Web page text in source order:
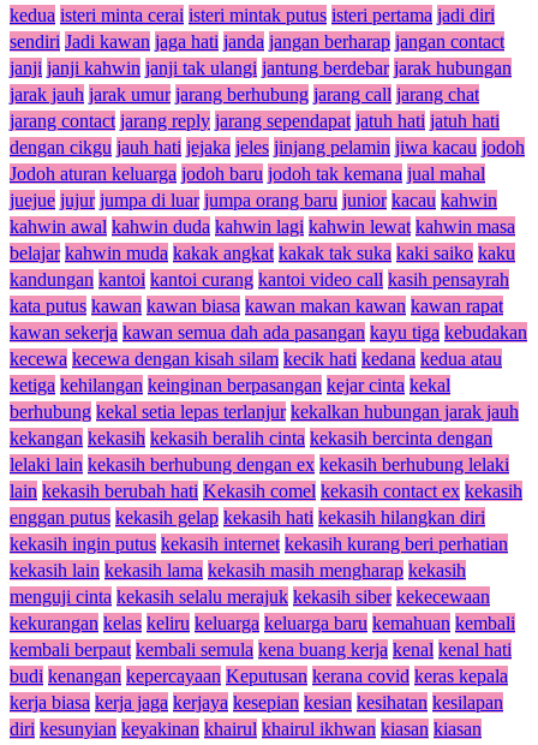
kedua isteri minta cerai isteri mintak putus isteri pertama jadi diri
sendiri Jadi kawan jaga hati janda jangan berharap jangan contact
janji janji kahwin janji tak ulangi jantung berdebar jarak hubungan
jarak jauh jarak umur jarang berhubung jarang call jarang chat
jarang contact jarang reply jarang sependapat jatuh hati jatuh hati
dengan cikgu jauh hati jejaka jeles jinjang pelamin jiwa kacau jodoh
Jodoh aturan keluarga jodoh baru jodoh tak kemana jual mahal
juejue jujur jumpa di luar jumpa orang baru junior kacau kahwin
kahwin awal kahwin duda kahwin lagi kahwin lewat kahwin masa
belajar kahwin muda kakak angkat kakak tak suka kaki saiko kaku
kandungan kantoi kantoi curang kantoi video call kasih pensayrah
kata putus kawan kawan biasa kawan makan kawan kawan rapat
kawan sekerja kawan semua dah ada pasangan kayu tiga kebudakan
kecewa kecewa dengan kisah silam kecik hati kedana kedua atau
ketiga kehilangan keinginan berpasangan kejar cinta kekal
berhubung kekal setia lepas terlanjur kekalkan hubungan jarak jauh
kekangan kekasih kekasih beralih cinta kekasih bercinta dengan
lelaki lain kekasih berhubung dengan ex kekasih berhubung lelaki
lain kekasih berubah hati Kekasih comel kekasih contact ex kekasih
enggan putus kekasih gelap kekasih hati kekasih hilangkan diri
kekasih ingin putus kekasih internet kekasih kurang beri perhatian
kekasih lain kekasih lama kekasih masih mengharap kekasih
menguji cinta kekasih selalu merajuk kekasih siber kekecewaan
kekurangan kelas keliru keluarga keluarga baru kemahuan kembali
kembali berpaut kembali semula kena buang kerja kenal kenal hati
budi kenangan kepercayaan Keputusan kerana covid keras kepala
kerja biasa kerja jaga kerjaya kesepian kesian kesihatan kesilapan
diri kesunyian keyakinan khairul khairul ikhwan kiasan kiasan